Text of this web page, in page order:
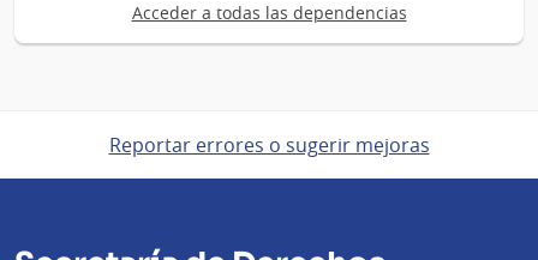
Acceder a todas las dependencias
Reportar errores o sugerir mejoras